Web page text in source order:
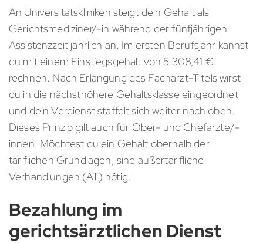
An Universitätskliniken steigt dein Gehalt als
Gerichtsmediziner/-in während der fünfjährigen
Assistenzzeit jährlich an. Im ersten Berufsjahr kannst
du mit einem Einstiegsgehalt von 5.308,41 €
rechnen. Nach Erlangung des Facharzt-Titels wirst
du in die nächsthöhere Gehaltsklasse eingeordnet
und dein Verdienst staffelt sich weiter nach oben.
Dieses Prinzip gilt auch für Ober- und Chefärzte/-
innen. Möchtest du ein Gehalt oberhalb der
tariflichen Grundlagen, sind außertarifliche
Verhandlungen (AT) nötig.
Bezahlung im
gerichtsärztlichen Dienst